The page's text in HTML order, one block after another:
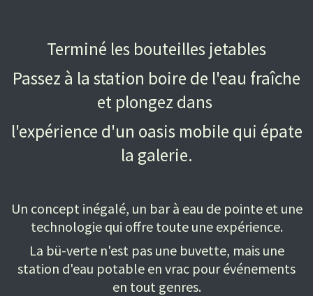
Terminé les bouteilles jetables
Passez à la station boire de l'eau fraîche
et plongez dans
l'expérience d'un oasis mobile qui épate
la galerie.
Un concept inégalé, un barà eau de pointe et une
technologie qui offre toute une expérience.
La bü-verte n'est pas une buvette, mais une
station d'eau potable en vrac pour événements
en tout genres.